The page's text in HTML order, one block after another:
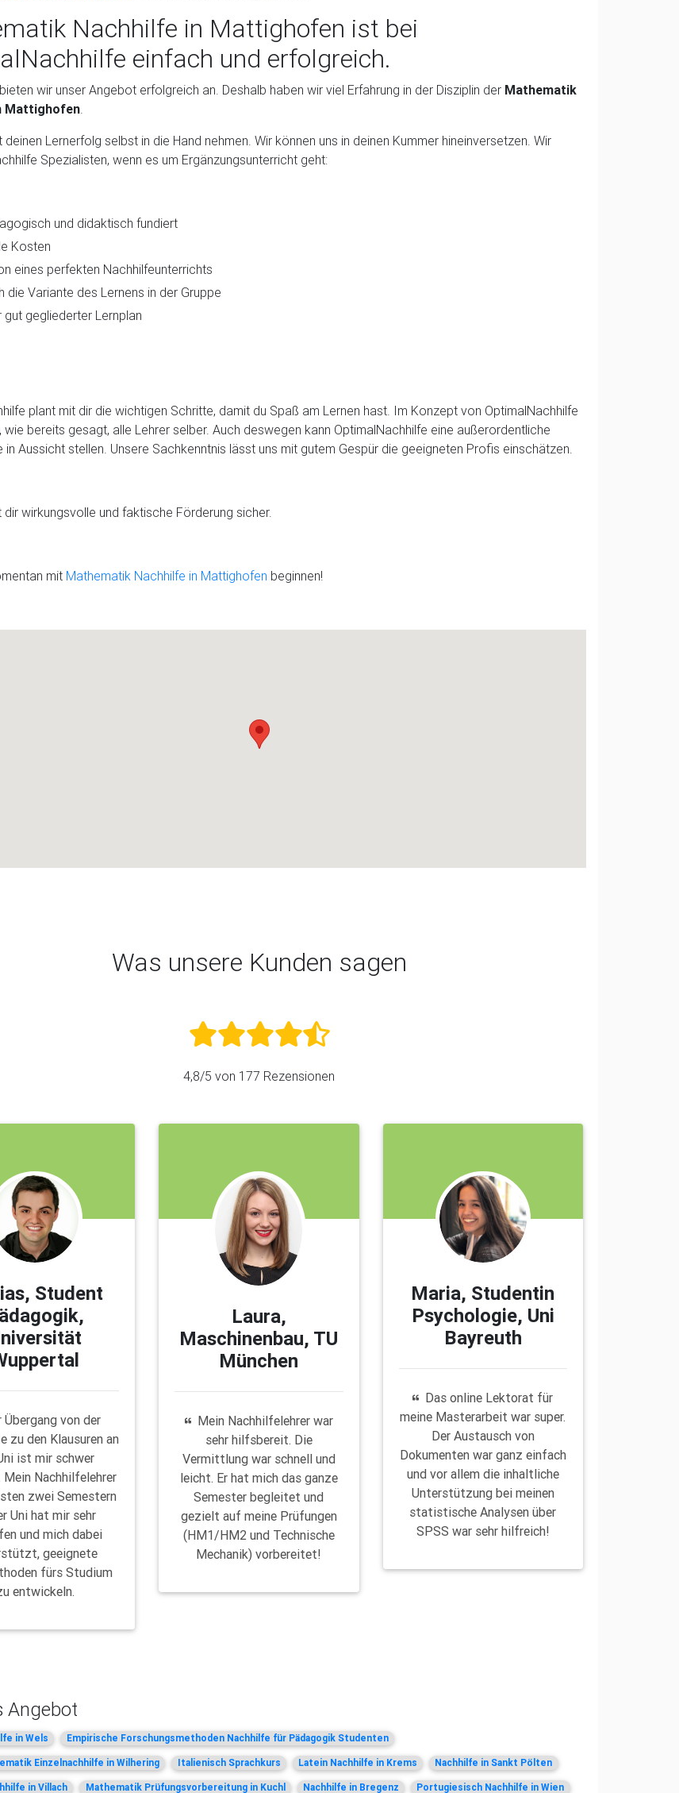
Nachhilfe in Mattighofen ist bei
einfach und erfolgreich.
wir unser Angebot erfolgreich an. Deshalb haben wir viel Erfahrung in der Disziplin der Mathematik
Mattighofen
Lernerfolg selbst in die Hand nehmen. Wir können uns in deinen Kummer hineinversetzen. Wir
Spezialisten, wenn es um Ergänzungsunterricht geht:
und didaktisch fundiert
Kosten
eines perfekten Nachhilfeunterrichts
die Variante des Lernens in der Gruppe
gut gegliederter Lernplan
plant mit dir die wichtigen Schritte, damit du Spaß am Lernen hast. Im Konzept von OptimalNachhilfe
wie bereits gesagt, alle Lehrer selber. Auch deswegen kann OptimalNachhilfe eine außerordentliche
in Aussicht stellen. Unsere Sachkenntnis lässt uns mit gutem Gespür die geeigneten Profis einschätzen.
dir wirkungsvolle und faktische Förderung sicher.
mit Mathematik Nachhilfe in Mattighofen beginnen!
Was unsere Kunden sagen
4,8/5 von 177 Rezensionen
Student
Übergang von der
zu den Klausuren an
ist mir schwer
Mein Nachhilfelehrer
zwei Semestern
Uni hat mir sehr
und mich dabei
geeignete
fürs Studium
entwickeln.
Laura,
Maschinenbau, TU
München
Mein Nachhilfelehrer war
sehr hilfsbereit. Die
Vermittlung war schnell und
leicht. Er hat mich das ganze
Semester begleitet und
gezielt auf meine Prüfungen
(HM1/HM2 und Technische
Mechanik) vorbereitet!
Maria, Studentin
Psychologie, Uni
Bayreuth
Das online Lektorat für
meine Masterarbeit war super.
Der Austausch von
Dokumenten war ganz einfach
und vor allem die inhaltliche
Unterstützung bei meinen
statistische Analysen über
SPSS war sehr hilfreich!
Angebot
in Wels Empirische Forschungsmethoden Nachhilfe für Pädagogik Studenten
Einzelnachhilfe in Wilhering Italienisch Sprachkurs Latein Nachhilfe in Krems Nachhilfe in Sankt Pölten
in Villach Mathematik Prüfungsvorbereitung in Kuchl Nachhilfe in Bregenz Portugiesisch Nachhilfe in Wien